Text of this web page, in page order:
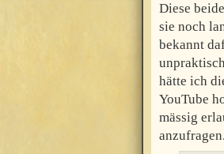
Diese
sie noch
bekannt
hätte ich
YouTube
mässig